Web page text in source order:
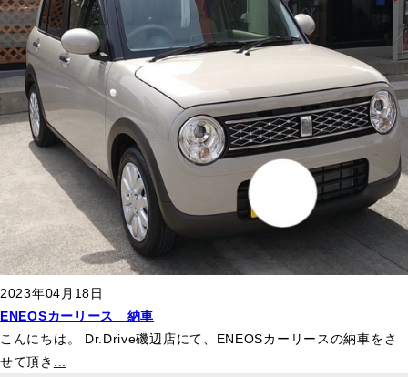
2023年04月18日
ENEOSカーリース 納車
こんにちは。 Dr.Drive磯辺店にて、ENEOSカーリースの納車をさ
せて頂き ...